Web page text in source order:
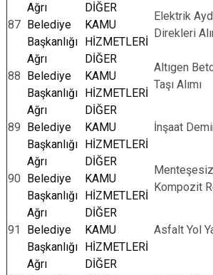
87
Ağrı
Belediye
Başkanlığı
DİĞER
KAMU
HİZMETLERİ
Elektrik
Direkleri
88
Ağrı
Belediye
Başkanlığı
DİĞER
KAMU
HİZMETLERİ
Altıgen
Taşı Alımı
89
Ağrı
Belediye
Başkanlığı
DİĞER
KAMU
HİZMETLERİ
İnşaat
90
Ağrı
Belediye
Başkanlığı
DİĞER
KAMU
HİZMETLERİ
Menteşesiz
Kompozit
91
Ağrı
Belediye
Başkanlığı
DİĞER
KAMU
HİZMETLERİ
Asfalt Yol
Ağrı
DİĞER